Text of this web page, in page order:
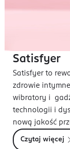
Satisfyer
Satisfyer to
zdrowie
wibratory i
technologii i
nową jakość
Czytaj więcej